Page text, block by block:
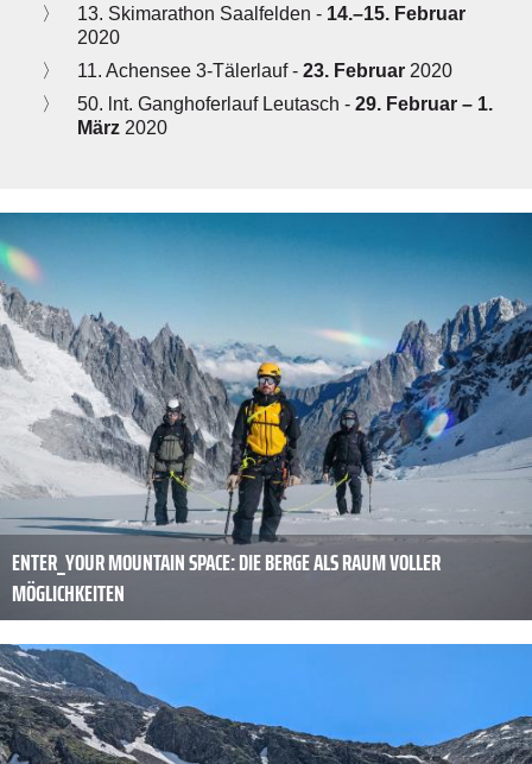
13. Skimarathon Saalfelden - 14.–15. Februar
2020
11. Achensee 3-Tälerlauf - 23. Februar 2020
50. lnt. Ganghoferlauf Leutasch - 29. Februar – 1.
März 2020
ENTER_YOUR MOUNTAIN SPACE: DIE BERGE ALS RAUM VOLLER
MÖGLICHKEITEN